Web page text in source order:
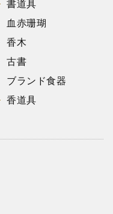
書道具
血赤珊瑚
香木
古書
ブランド食器
香道具